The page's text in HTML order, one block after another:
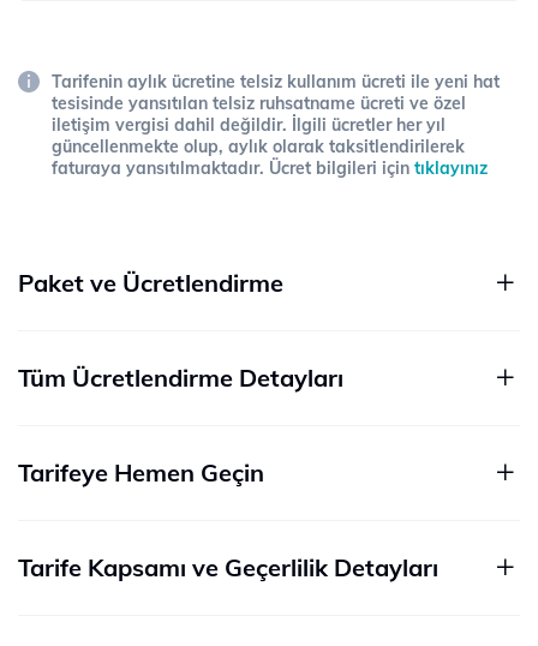
Tarifenin aylık ücretine telsiz kullanım ücreti ile yeni hat
tesisinde yansıtılan telsiz ruhsatname ücreti ve özel
iletişim vergisi dahil değildir. İlgili ücretler her yıl
güncellenmekte olup, aylık olarak taksitlendirilerek
faturaya yansıtılmaktadır. Ücret bilgileri için tıklayınız
Paket ve Ücretlendirme
Tüm Ücretlendirme Detayları
Tarifeye Hemen Geçin
Tarife Kapsamı ve Geçerlilik Detayları